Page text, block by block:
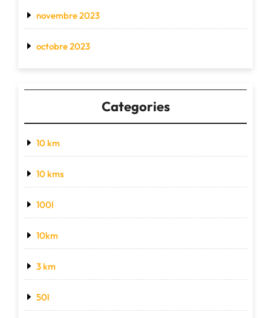
novembre 2023
octobre 2023
Categories
10 km
10 kms
100l
10km
3 km
50l